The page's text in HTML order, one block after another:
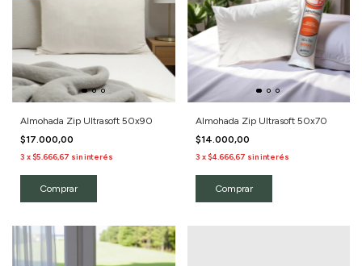
Almohada Zip Ultrasoft 50x90
$17.000,00
3 x$5.666,67 sin interés
Almohada Zip Ultrasoft 50x70
$14.000,00
3 x$4.666,67 sin interés